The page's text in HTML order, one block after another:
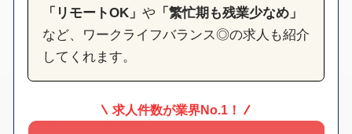
「リモートOK」 や「繁忙期も残業少なめ」
など、ワークライフバランス◎の求人も紹介
してくれます。
求人件数が業界No.1！